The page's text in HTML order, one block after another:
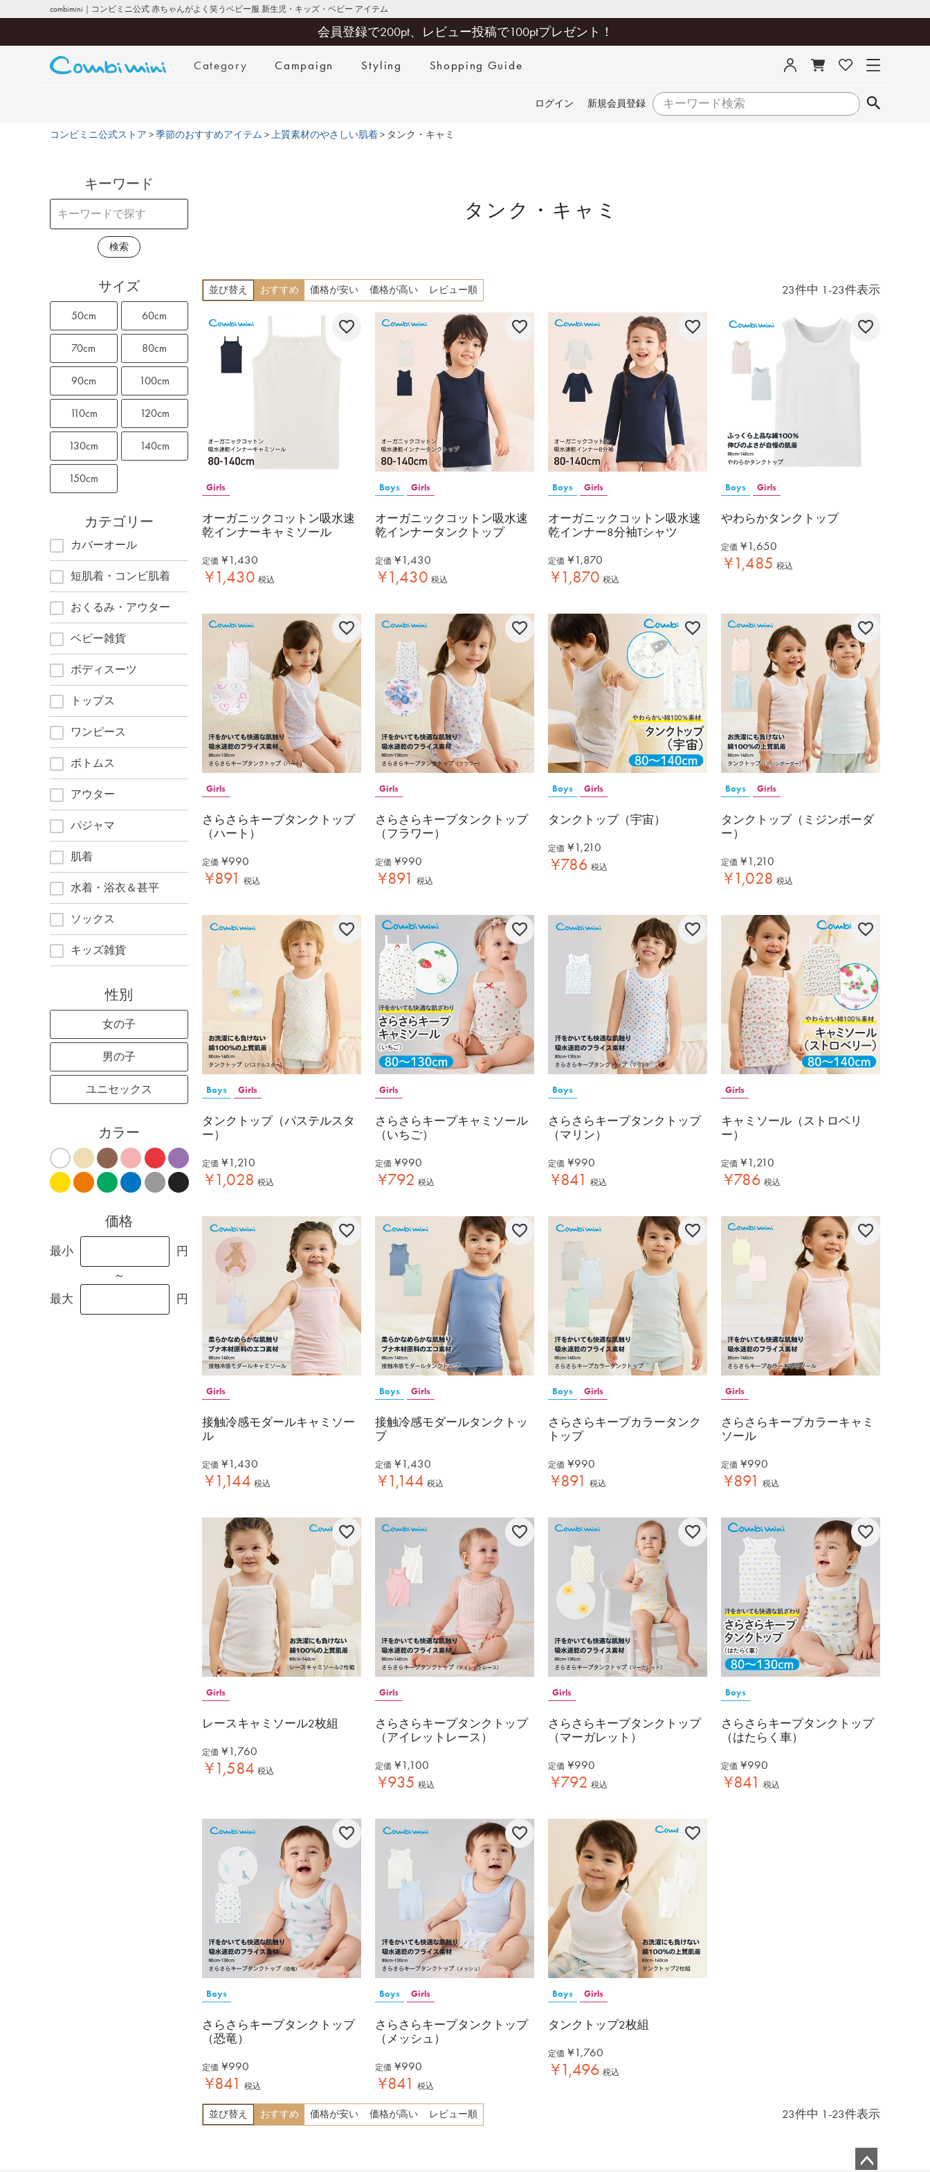
combimini｜コンビミニ公式 赤ちゃんがよく笑うベビー服 新生児・キッズ・ベビー アイテム
会員登録で200pt、レビュー投稿で100ptプレゼント！
Category Campaign Styling Shopping Guide
ログイン 新規会員登録
検索
コンビミニ公式ストア 季節のおすすめアイテム 上質素材のやさしい肌着 タンク・キャミ
キーワード
検索
サイズ
50cm 60cm
70cm 80cm
90cm 100cm
110cm 120cm
130cm 140cm
150cm
カテゴリー
カバーオール
短肌着・コンビ肌着
おくるみ・アウター
ベビー雑貨
ボディスーツ
トップス
ワンピース
ボトムス
アウター
パジャマ
肌着
水着・浴衣＆甚平
ソックス
キッズ雑貨
性別
女の子
男の子
ユニセックス
カラー
価格
最小
円
～
最大
円
タンク・キャミ
並び替え おすすめ 価格が安い 価格が高い レビュー順 23件中 1 -23件表示
Girls
オーガニックコットン吸水速
乾インナーキャミソール
定価 ¥ 1,430
¥1,430 税込
Boys Girls
オーガニックコットン吸水速
乾インナータンクトップ
定価 ¥ 1,430
¥1,430 税込
Boys Girls
オーガニックコットン吸水速
乾インナー8分袖Tシャツ
定価 ¥ 1,870
¥1,870 税込
Boys Girls
やわらかタンクトップ
定価 ¥ 1,650
¥1,485 税込
Girls
さらさらキープタンクトップ
（ハート）
定価 ¥990
¥891 税込
Girls
さらさらキープタンクトップ
（フラワー）
定価 ¥990
¥891 税込
Boys Girls
タンクトップ（宇宙）
定価 ¥ 1,210
¥786 税込
Boys Girls
タンクトップ（ミジンボーダ
ー）
定価 ¥ 1,210
¥1,028 税込
Boys Girls
タンクトップ（パステルスタ
ー）
定価 ¥ 1,210
¥1,028 税込
Girls
さらさらキープキャミソール
（いちご）
定価 ¥990
¥792 税込
Boys
さらさらキープタンクトップ
（マリン）
定価 ¥990
¥841 税込
Girls
キャミソール（ストロベリ
ー）
定価 ¥ 1,210
¥786 税込
Girls
接触冷感モダールキャミソー
ル
定価 ¥ 1,430
¥1,144 税込
Boys Girls
接触冷感モダールタンクトッ
プ
定価 ¥ 1,430
¥1,144 税込
Boys Girls
さらさらキープカラータンク
トップ
定価 ¥990
¥891 税込
Girls
さらさらキープカラーキャミ
ソール
定価 ¥990
¥891 税込
Girls
レースキャミソール2枚組
定価 ¥ 1,760
¥1,584 税込
Girls
さらさらキープタンクトップ
（アイレットレース）
定価 ¥ 1,100
¥935 税込
Girls
さらさらキープタンクトップ
（マーガレット）
定価 ¥990
¥792 税込
Boys
さらさらキープタンクトップ
（はたらく車）
定価 ¥990
¥841 税込
Boys
さらさらキープタンクトップ
（恐竜）
定価 ¥990
¥841 税込
Boys Girls
さらさらキープタンクトップ
（メッシュ）
定価 ¥990
¥841 税込
Boys Girls
タンクトップ2枚組
定価 ¥ 1,760
¥1,496 税込
並び替え おすすめ 価格が安い 価格が高い レビュー順 23件中 1 -23件表示